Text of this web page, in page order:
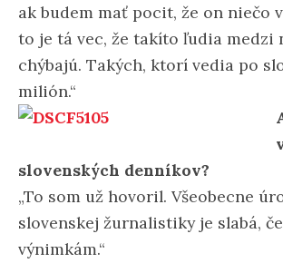
ak budem mať pocit, že on niečo
to je tá vec, že takíto ľudia medzi
chýbajú. Takých, ktorí vedia po
milión.“
slovenských denníkov?
„To som už hovoril. Všeobecne
slovenskej žurnalistiky je slabá,
výnimkám.“